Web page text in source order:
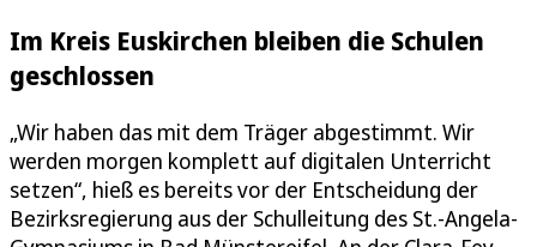
Im Kreis Euskirchen bleiben die Schulen
geschlossen
„Wir haben das mit dem Träger abgestimmt. Wir
werden morgen komplett auf digitalen Unterricht
setzen“, hieß es bereits vor der Entscheidung der
Bezirksregierung aus der Schulleitung des St.-Angela-